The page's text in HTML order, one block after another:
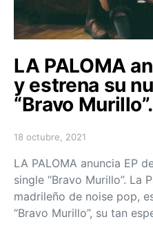
LA PALOMA
y estrena su
“Bravo Murillo”.
Posted on
18 octubre, 2021
LA PALOMA anuncia EP
single “Bravo Murillo”. La
madrileño de noise pop,
“Bravo Murillo”, su tan